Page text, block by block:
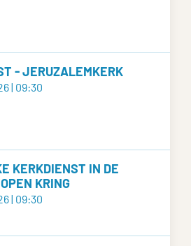
- JERUZALEMKERK
| 09:30
KERKDIENST IN DE
KRING
| 09:30